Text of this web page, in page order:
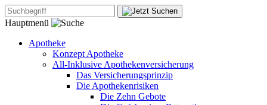
Hauptmenü
Apotheke
Konzept Apotheke
All-Inklusive Apothekenversicherung
Das Versicherungsprinzip
Die Apothekenrisiken
Die Zehn Gebote